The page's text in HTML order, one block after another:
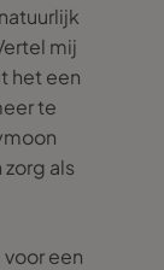
mij
het een
te
als
een